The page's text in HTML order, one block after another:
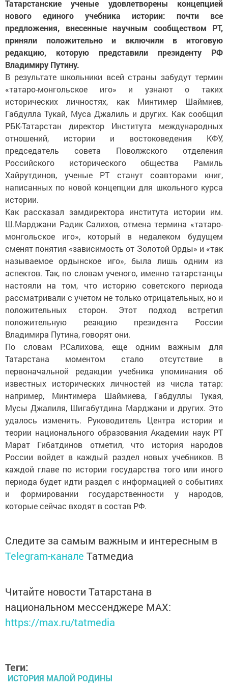
Татарстанские ученые удовлетворены концепцией
нового единого учебника истории: почти все
предложения, внесенные научным сообществом РТ,
приняли положительно и включили в итоговую
редакцию, которую представили президенту РФ
Владимиру Путину.
В результате школьники всей страны забудут термин
«татаро-монгольское иго» и узнают о таких
исторических личностях, как Минтимер Шаймиев,
Габдулла Тукай, Муса Джалиль и других. Как сообщил
РБК-Татарстан директор Института международных
отношений, истории и востоковедения КФУ,
председатель совета Поволжского отделения
Российского исторического общества Рамиль
Хайрутдинов, ученые РТ станут соавторами книг,
написанных по новой концепции для школьного курса
истории.
Как рассказал замдиректора института истории им.
Ш.Марджани Радик Салихов, отмена термина «татаро-
монгольское иго», который в недалеком будущем
сменят понятия «зависимость от Золотой Орды» и «так
называемое ордынское иго», была лишь одним из
аспектов. Так, по словам ученого, именно татарстанцы
настояли на том, что историю советского периода
рассматривали с учетом не только отрицательных, но и
положительных сторон. Этот подход встретил
положительную реакцию президента России
Владимира Путина, говорят они.
По словам Р.Салихова, еще одним важным для
Татарстана моментом стало отсутствие в
первоначальной редакции учебника упоминания об
известных исторических личностей из числа татар:
например, Минтимера Шаймиева, Габдуллы Тукая,
Мусы Джалиля, Шигабутдина Марджани и других. Это
удалось изменить. Руководитель Центра истории и
теории национального образования Академии наук РТ
Марат Гибатдинов отметил, что история народов
России войдет в каждый раздел новых учебников. В
каждой главе по истории государства того или иного
периода будет идти раздел с информацией о событиях
и формировании государственности у народов,
которые сейчас входят в состав РФ.
Следите за самым важным и интересным в
Telegram-канале Татмедиа
Читайте новости Татарстана в
национальном мессенджере MАХ:
https://max.ru/tatmedia
Теги:
ИСТОРИЯ МАЛОЙ РОДИНЫ